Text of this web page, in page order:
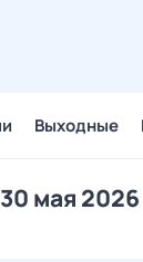
Выходные
мая 2026